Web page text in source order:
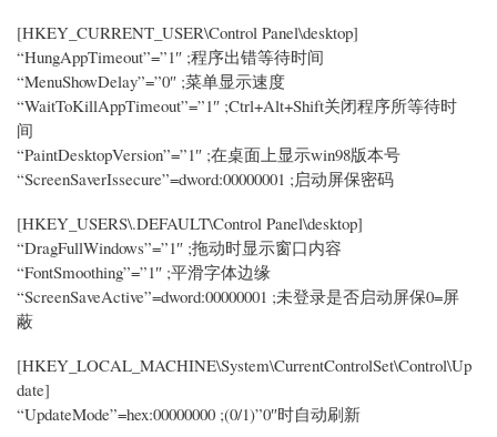
[HKEY_CURRENT_USER\Control Panel\desktop]
“HungAppTimeout”=”1″ ;程序出错等待时间
“MenuShowDelay”=”0″ ;菜单显示速度
“WaitToKillAppTimeout”=”1″ ;Ctrl+Alt+Shift关闭程序所等待时
间
“PaintDesktopVersion”=”1″ ;在桌面上显示win98版本号
“ScreenSaverIssecure”=dword:00000001 ;启动屏保密码
[HKEY_USERS\.DEFAULT\Control Panel\desktop]
“DragFullWindows”=”1″ ;拖动时显示窗口内容
“FontSmoothing”=”1″ ;平滑字体边缘
“ScreenSaveActive”=dword:00000001 ;未登录是否启动屏保0=屏
蔽
[HKEY_LOCAL_MACHINE\System\CurrentControlSet\Control\Up
date]
“UpdateMode”=hex:00000000 ;(0/1)”0″时自动刷新